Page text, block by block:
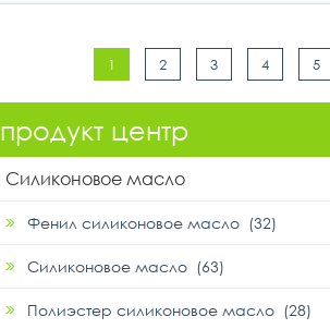
1 2 3 4 5
продукт центр
Силиконовое масло
Фенил силиконовое масло (32)
Силиконовое масло (63)
Полиэстер силиконовое масло (28)